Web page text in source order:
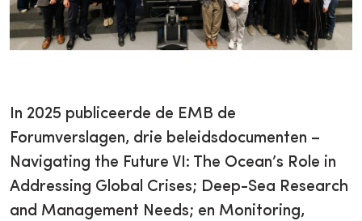
In 2025 publiceerde de EMB de
Forumverslagen, drie beleidsdocumenten –
Navigating the Future VI: The Ocean’s Role in
Addressing Global Crises; Deep-Sea Research
and Management Needs; en Monitoring,